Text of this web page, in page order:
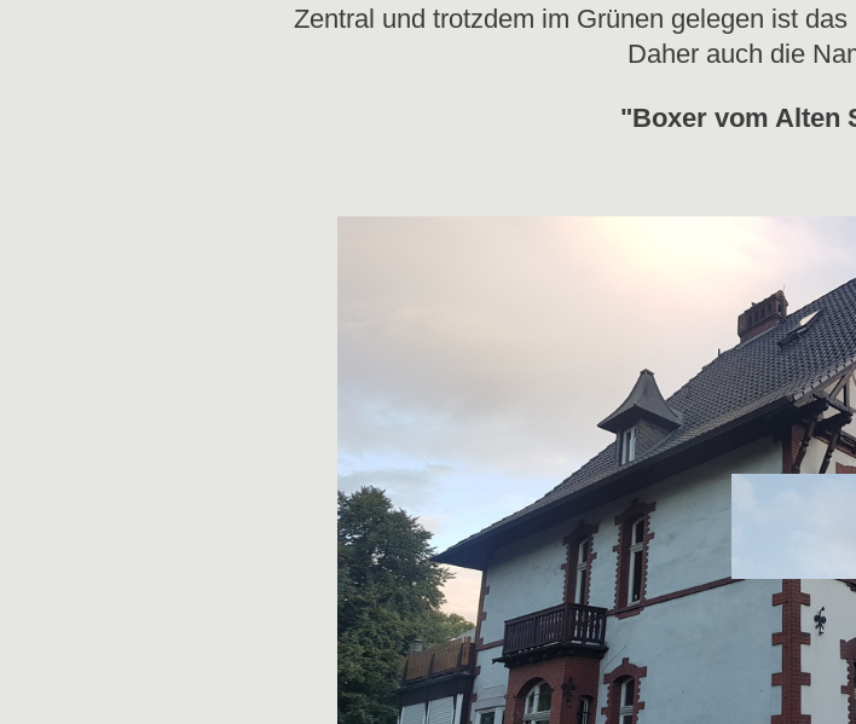
Zentral und trotzdem im Grünen gelegen ist
Daher auch die
"Boxer vom Alten